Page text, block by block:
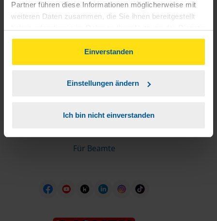
Partner führen diese Informationen möglicherweise mit
weiteren Daten zusammen, die Sie ihnen bereitgestellt
gesammelt haben. Indem Sie auf Einverstanden klicken,
können Sie der Verwendung von Cookies, gemäß
unserer
Einverstanden
Einstellungen ändern
Ich bin nicht einverstanden
Schnelleinstiege
Steuererklärung machen lassen
Online-Steuererklärung
Die erste Steuererklärung
Für Azubis
Für Beamte